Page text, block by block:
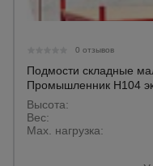
0 отзывов
Подмости складные
Промышленник H104
Высота:
Вес:
Max. нагрузка: